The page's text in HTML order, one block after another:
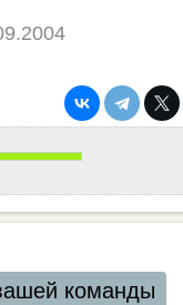
команды